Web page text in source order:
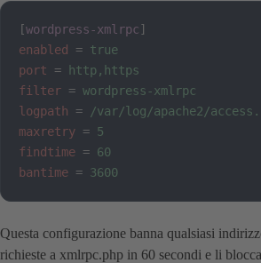
[wordpress-xmlrpc]
enabled
= true
port
=
http,https
filter = wordpress-xmlrpc
logpath
=
/var/log/apache2/
maxretry = 5
findtime = 60
bantime = 3600
Questa configurazione banna qualsiasi
richieste a xmlrpc.php in 60 secondi e li